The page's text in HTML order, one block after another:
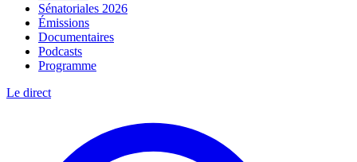
Sénatoriales 2026
Émissions
Documentaires
Podcasts
Programme
Le direct